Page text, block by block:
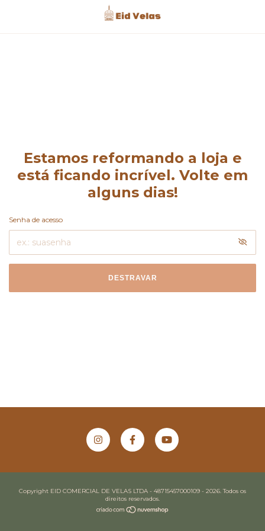
Estamos reformando a loja e
está ficando incrível. Volte em
alguns dias!
Senha de acesso
DESTRAVAR
Copyright EID COMERCIAL DE VELAS LTDA - 48715457000109 - 2026. Todos os
direitos reservados.